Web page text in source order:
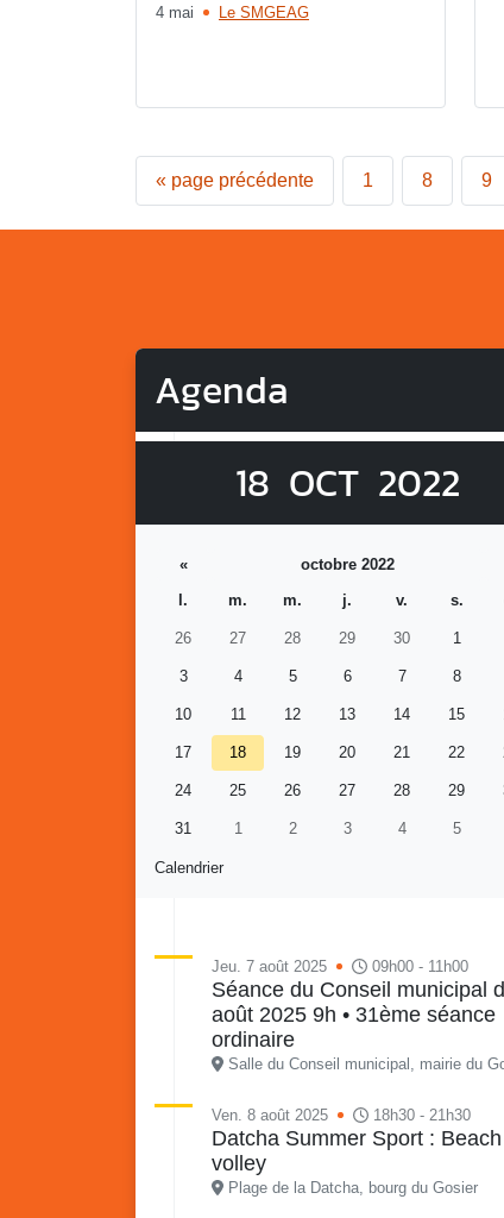
4 mai Le SMGEAG
« page précédente 1 8 9
Agenda
18 OCT 2022
Calendrier
« octobre 2022
l.
m. m. j. v. s.
26 27 28 29 30 1
3 4 5 6 7 8
10 11 12 13 14 15
17 18 19 20 21 22
24 25 26 27 28 29
31 1 2 3 4 5
Jeu. 7 août 2025 09h00 - 11h00
Séance du Conseil municipal
août 2025 9h • 31ème séance
ordinaire
Salle du Conseil municipal, mairie du
Ven. 8 août 2025 18h30 - 21h30
Datcha Summer Sport : Beach
volley
Plage de la Datcha, bourg du Gosier
Vakans o Gozyé : Gosier
Lanta
24 juillet
PDF - 1.6 Mio